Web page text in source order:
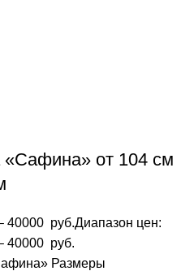
«Сафина» от 104 см
40000 руб.Диапазон цен:
40000 руб.
Размеры